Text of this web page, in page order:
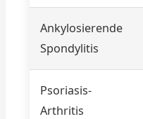
Ankylosierende
Spondylitis
Psoriasis-
Arthritis